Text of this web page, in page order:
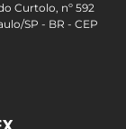
Curtolo, nº 592
SP - BR - CEP